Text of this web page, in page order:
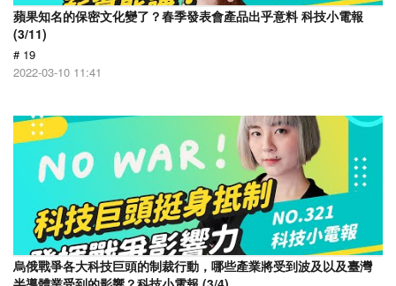
蘋果知名的保密文化變了？春季發表會產品出乎意料 科技小電報
(3/11)
# 19
2022-03-10 11:41
烏俄戰爭各大科技巨頭的制裁行動，哪些產業將受到波及以及臺灣